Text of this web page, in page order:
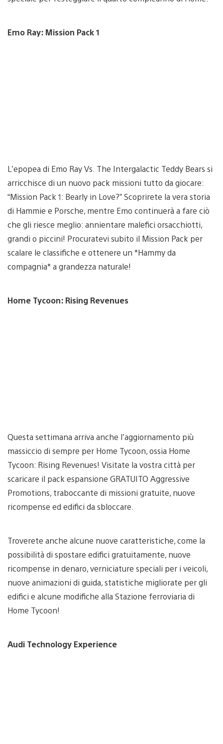
Emo Ray: Mission Pack 1
L’epopea di Emo Ray Vs. The Intergalactic Teddy Bears si
arricchisce di un nuovo pack missioni tutto da giocare:
“Mission Pack 1: Bearly in Love?” Scoprirete la vera storia
di Hammie e Porsche, mentre Emo continuerà a fare ciò
che gli riesce meglio: annientare malefici orsacchiotti,
grandi o piccini! Procuratevi subito il Mission Pack per
scalare le classifiche e ottenere un *Hammy da
compagnia* a grandezza naturale!
Home Tycoon: Rising Revenues
Questa settimana arriva anche l’aggiornamento più
massiccio di sempre per Home Tycoon, ossia Home
Tycoon: Rising Revenues! Visitate la vostra città per
scaricare il pack espansione GRATUITO Aggressive
Promotions, traboccante di missioni gratuite, nuove
ricompense ed edifici da sbloccare.
Troverete anche alcune nuove caratteristiche, come la
possibilità di spostare edifici gratuitamente, nuove
ricompense in denaro, verniciature speciali per i veicoli,
nuove animazioni di guida, statistiche migliorate per gli
edifici e alcune modifiche alla Stazione ferroviaria di
Home Tycoon!
Audi Technology Experience